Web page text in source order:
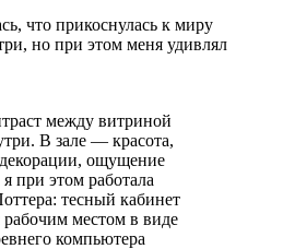
что прикоснулась к миру
но при этом меня удивлял
между витриной
В зале — красота,
ощущение
при этом работала
тесный кабинет
местом в виде
компьютера